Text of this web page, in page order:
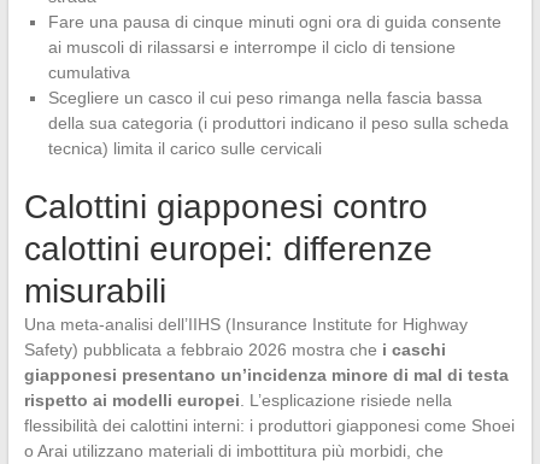
Fare una pausa di cinque minuti ogni ora di guida consente
ai muscoli di rilassarsi e interrompe il ciclo di tensione
cumulativa
Scegliere un casco il cui peso rimanga nella fascia bassa
della sua categoria (i produttori indicano il peso sulla scheda
tecnica) limita il carico sulle cervicali
Calottini giapponesi contro
calottini europei: differenze
misurabili
Una meta-analisi dell’IIHS (Insurance Institute for Highway
Safety) pubblicata a febbraio 2026 mostra che i caschi
giapponesi presentano un’incidenza minore di mal di testa
rispetto ai modelli europei. L’esplicazione risiede nella
flessibilità dei calottini interni: i produttori giapponesi come Shoei
o Arai utilizzano materiali di imbottitura più morbidi, che